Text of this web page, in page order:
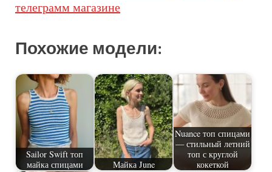
телеграмм магазине
Похожие модели:
Sailor Swift топ
майка спицами
Майка June
Nuance топ спицами
— стильный летний
топ с круглой
кокеткой